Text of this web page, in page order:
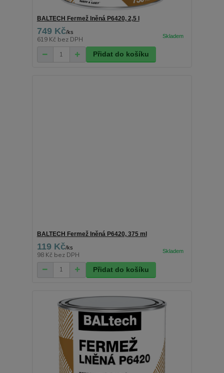
BALTECH Fermež lněná P6420, 2,5 l
749 Kč/ks
619 Kč bez DPH
Přidat do košíku
BALTECH Fermež lněná P6420, 375 ml
119 Kč/ks
98 Kč bez DPH
Přidat do košíku